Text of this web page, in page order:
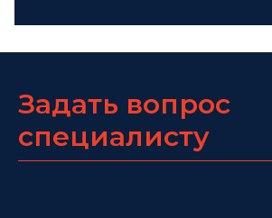
Задать вопрос
специалисту